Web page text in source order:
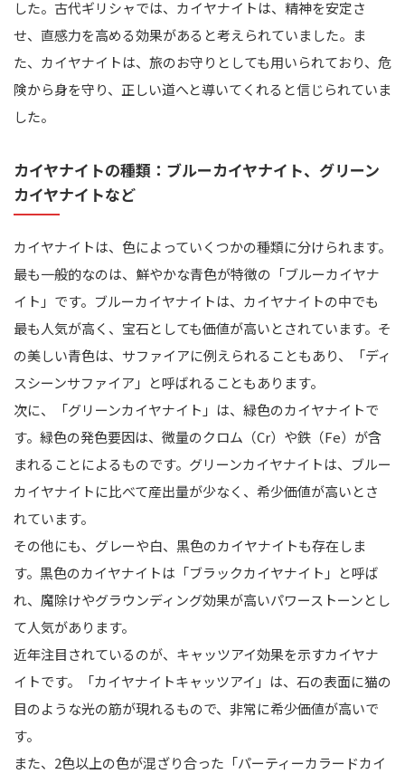
した。古代ギリシャでは、カイヤナイトは、精神を安定さ
せ、直感力を高める効果があると考えられていました。ま
た、カイヤナイトは、旅のお守りとしても用いられており、危
険から身を守り、正しい道へと導いてくれると信じられていま
した。
カイヤナイトの種類：ブルーカイヤナイト、グリーン
カイヤナイトなど
カイヤナイトは、色によっていくつかの種類に分けられます。
最も一般的なのは、鮮やかな青色が特徴の「ブルーカイヤナ
イト」です。ブルーカイヤナイトは、カイヤナイトの中でも
最も人気が高く、宝石としても価値が高いとされています。そ
の美しい青色は、サファイアに例えられることもあり、「ディ
スシーンサファイア」と呼ばれることもあります。
次に、「グリーンカイヤナイト」は、緑色のカイヤナイトで
す。緑色の発色要因は、微量のクロム（Cr）や鉄（Fe）が含
まれることによるものです。グリーンカイヤナイトは、ブルー
カイヤナイトに比べて産出量が少なく、希少価値が高いとさ
れています。
その他にも、グレーや白、黒色のカイヤナイトも存在しま
す。黒色のカイヤナイトは「ブラックカイヤナイト」と呼ば
れ、魔除けやグラウンディング効果が高いパワーストーンとし
て人気があります。
近年注目されているのが、キャッツアイ効果を示すカイヤナ
イトです。「カイヤナイトキャッツアイ」は、石の表面に猫の
目のような光の筋が現れるもので、非常に希少価値が高いで
す。
また、2色以上の色が混ざり合った「パーティーカラードカイ